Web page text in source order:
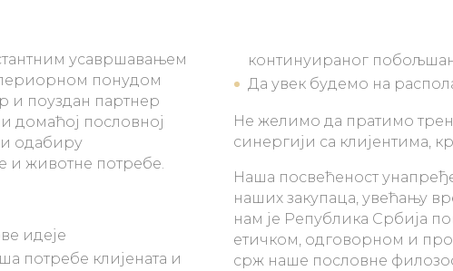
усавршавањем
понудом
и поуздан партнер
домаћој пословној
одабиру
и животне потребе.
идеје
потребе клијената и
континуираног
Да увек будемо на
Не желимо да пратимо
синергији са клијентима,
Наша посвећеност
наших закупаца, увећању
нам је Република Србија
етичком, одговорном и
срж наше пословне